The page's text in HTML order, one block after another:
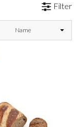
Filter
Name